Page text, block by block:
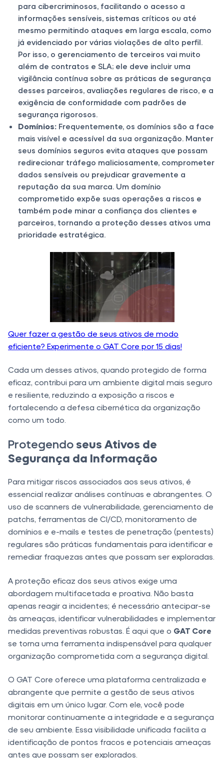
para cibercriminosos, facilitando o acesso a
informações sensíveis, sistemas críticos ou até
mesmo permitindo ataques em larga escala, como
já evidenciado por várias violações de alto perfil.
Por isso, o gerenciamento de terceiros vai muito
além de contratos e SLA; ele deve incluir uma
vigilância contínua sobre as práticas de segurança
desses parceiros, avaliações regulares de risco, e a
exigência de conformidade com padrões de
segurança rigorosos.
Domínios: Frequentemente, os domínios são a face
mais visível e acessível da sua organização. Manter
seus domínios seguros evita ataques que possam
redirecionar tráfego maliciosamente, comprometer
dados sensíveis ou prejudicar gravemente a
reputação da sua marca. Um domínio
comprometido expõe suas operações a riscos e
também pode minar a confiança dos clientes e
parceiros, tornando a proteção desses ativos uma
prioridade estratégica.
Quer fazer a gestão de seus ativos de modo
eficiente? Experimente o GAT Core por 15 dias!
Cada um desses ativos, quando protegido de forma
eficaz, contribui para um ambiente digital mais seguro
e resiliente, reduzindo a exposição a riscos e
fortalecendo a defesa cibernética da organização
como um todo.
Protegendo seus Ativos de
Segurança da Informação
Para mitigar riscos associados aos seus ativos, é
essencial realizar análises contínuas e abrangentes. O
uso de scanners de vulnerabilidade, gerenciamento de
patchs, ferramentas de CI/CD, monitoramento de
domínios e e-mails e testes de penetração (pentests)
regulares são práticas fundamentais para identificar e
remediar fraquezas antes que possam ser exploradas.
A proteção eficaz dos seus ativos exige uma
abordagem multifacetada e proativa. Não basta
apenas reagir a incidentes; é necessário antecipar-se
às ameaças, identificar vulnerabilidades e implementar
medidas preventivas robustas. É aqui que o GAT Core
se torna uma ferramenta indispensável para qualquer
organização comprometida com a segurança digital.
O GAT Core oferece uma plataforma centralizada e
abrangente que permite a gestão de seus ativos
digitais em um único lugar. Com ele, você pode
monitorar continuamente a integridade e a segurança
de seu ambiente. Essa visibilidade unificada facilita a
identificação de pontos fracos e potenciais ameaças
antes que possam ser explorados.